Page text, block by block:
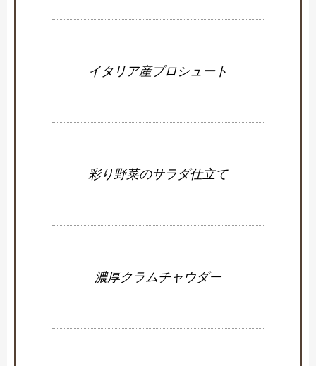
イタリア産プロシュート
彩り野菜のサラダ仕立て
濃厚クラムチャウダー